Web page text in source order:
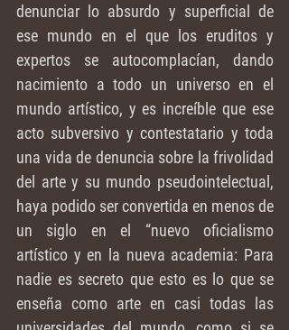
denunciar lo absurdo y superficial de
ese mundo en el que los eruditos y
expertos se autocomplacían, dando
nacimiento a todo un universo en el
mundo artístico, y es increíble que ese
acto subversivo y contestatario y toda
una vida de denuncia sobre la frivolidad
del arte y su mundo pseudointelectual,
haya podido ser convertida en menos de
un siglo en el “nuevo oficialismo
artístico y en la nueva academia: Para
nadie es secreto que esto es lo que se
enseña como arte en casi todas las